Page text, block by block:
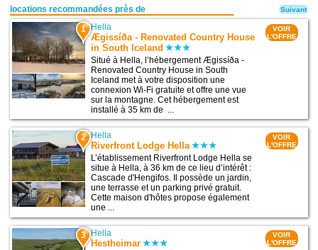
locations recommandées près de
1 Hella
Ægissíða - Renovated Country House
in South Iceland
Situé à Hella, l’hébergement Ægissíða -
Renovated Country House in South
Iceland met à votre disposition une
connexion Wi-Fi gratuite et offre une vue
sur la montagne. Cet hébergement est
installé à 35 km de ...
VOIR
L'OFFRE
2 Hella
Riverfront Lodge Hella
L’établissement Riverfront Lodge Hella se
situe à Hella, à 36 km de ce lieu d’intérêt :
Cascade d'Hengifos. Il possède un jardin,
une terrasse et un parking privé gratuit.
Cette maison d'hôtes propose également
une ...
VOIR
L'OFFRE
3 Hella
Hestheimar
VOIR
L'OFFRE
Suivant